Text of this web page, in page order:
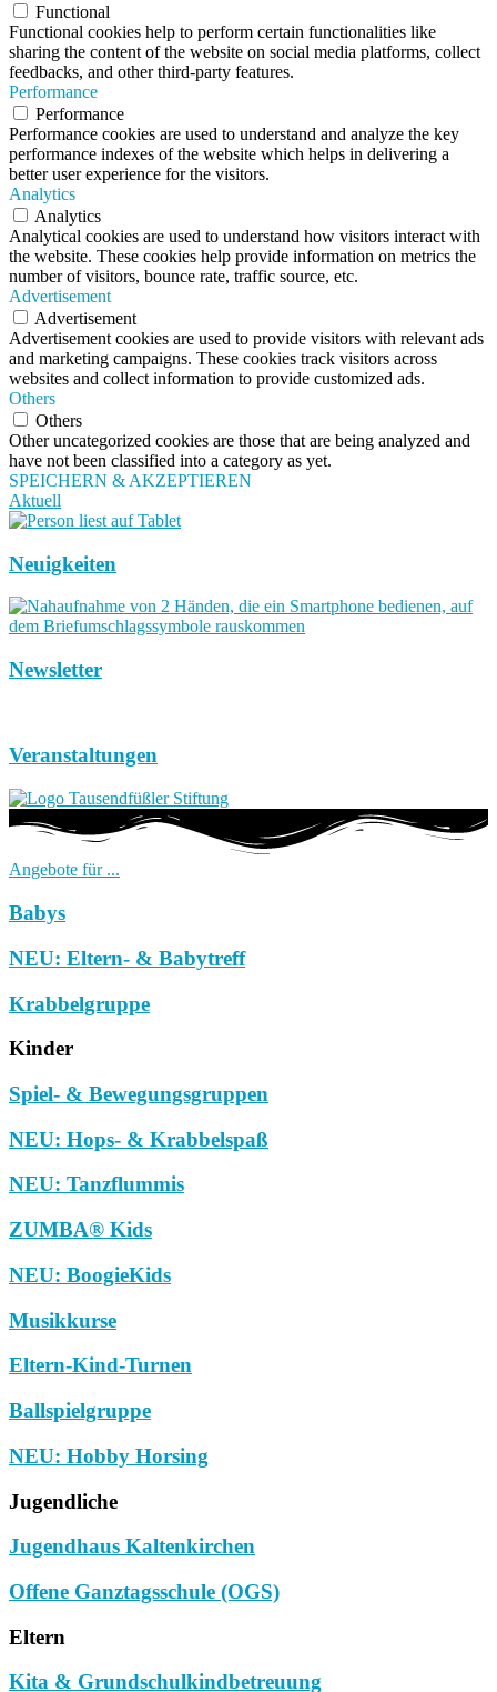
Functional
Functional cookies help to perform certain functionalities like
sharing the content of the website on social media platforms, collect
feedbacks, and other third-party features.
Performance
Performance
Performance cookies are used to understand and analyze the key
performance indexes of the website which helps in delivering a
better user experience for the visitors.
Analytics
Analytics
Analytical cookies are used to understand how visitors interact with
the website. These cookies help provide information on metrics the
number of visitors, bounce rate, traffic source, etc.
Advertisement
Advertisement
Advertisement cookies are used to provide visitors with relevant ads
and marketing campaigns. These cookies track visitors across
websites and collect information to provide customized ads.
Others
Others
Other uncategorized cookies are those that are being analyzed and
have not been classified into a category as yet.
SPEICHERN & AKZEPTIEREN
Aktuell
Neuigkeiten
Newsletter
Veranstaltungen
Angebote für ...
Babys
NEU: Eltern- & Babytreff
Krabbelgruppe
Kinder
Spiel- & Bewegungsgruppen
NEU: Hops- & Krabbelspaß
NEU: Tanzflummis
ZUMBA® Kids
NEU: BoogieKids
Musikkurse
Eltern-Kind-Turnen
Ballspielgruppe
NEU: Hobby Horsing
Jugendliche
Jugendhaus Kaltenkirchen
Offene Ganztagsschule (OGS)
Eltern
Kita & Grundschulkindbetreuung